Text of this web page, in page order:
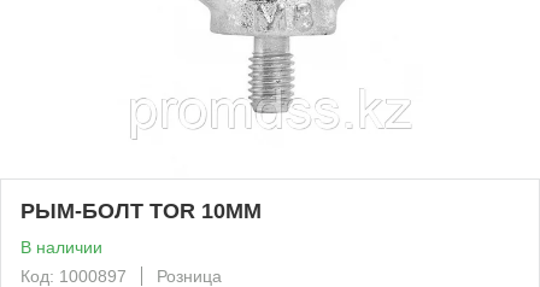
РЫМ-БОЛТ TOR 10ММ
В наличии
Код: 1000897
Розница